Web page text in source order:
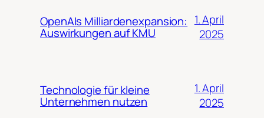
OpenAIs Milliardenexpansion:
Auswirkungen auf KMU
1. April
2025
Technologie für kleine
Unternehmen nutzen
1. April
2025